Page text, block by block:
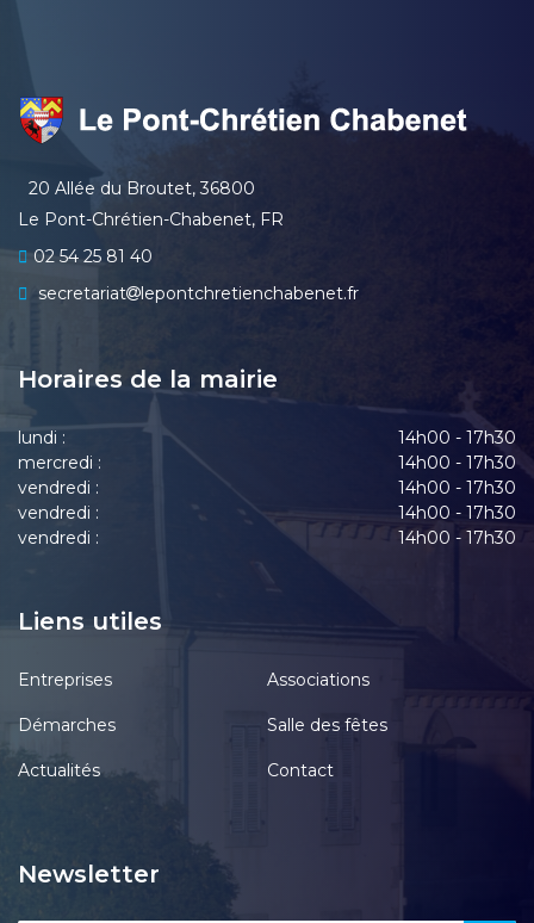
20 Allée du Broutet, 36800
Le Pont-Chrétien-Chabenet, FR
02 54 25 81 40
secretariat
lepontchretienchabenet.fr
Horaires de la mairie
lundi :
14h00 - 17h30
mercredi :
14h00 - 17h30
vendredi :
14h00 - 17h30
vendredi :
14h00 - 17h30
vendredi :
14h00 - 17h30
Liens utiles
Entreprises Associations
Démarches Salle des fêtes
Actualités Contact
Newsletter